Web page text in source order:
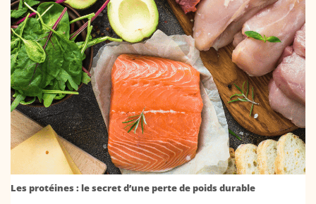
Les protéines : le secret d’une perte de poids durable